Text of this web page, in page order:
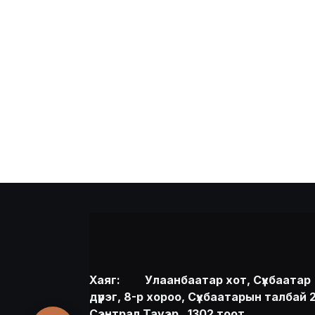
Хаяг:
​Улаанбаатар хот, Сүхбаатар
дүүрэг, 8-р хороо, Сүхбаатарын талбай